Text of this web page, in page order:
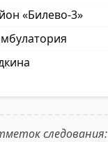
«Билево-3»
следования: